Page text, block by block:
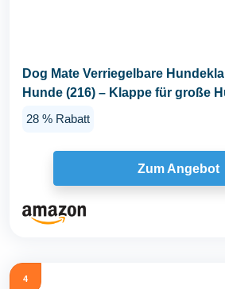
Dog Mate Verriegelbare
Hunde (216) – Klappe für große
Katzen...
28 % Rabatt
Zum Angebot
4